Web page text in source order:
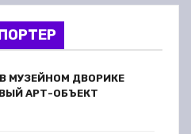
МУЗЕЙНОМ ДВОРИКЕ
АРТ-ОБЪЕКТ